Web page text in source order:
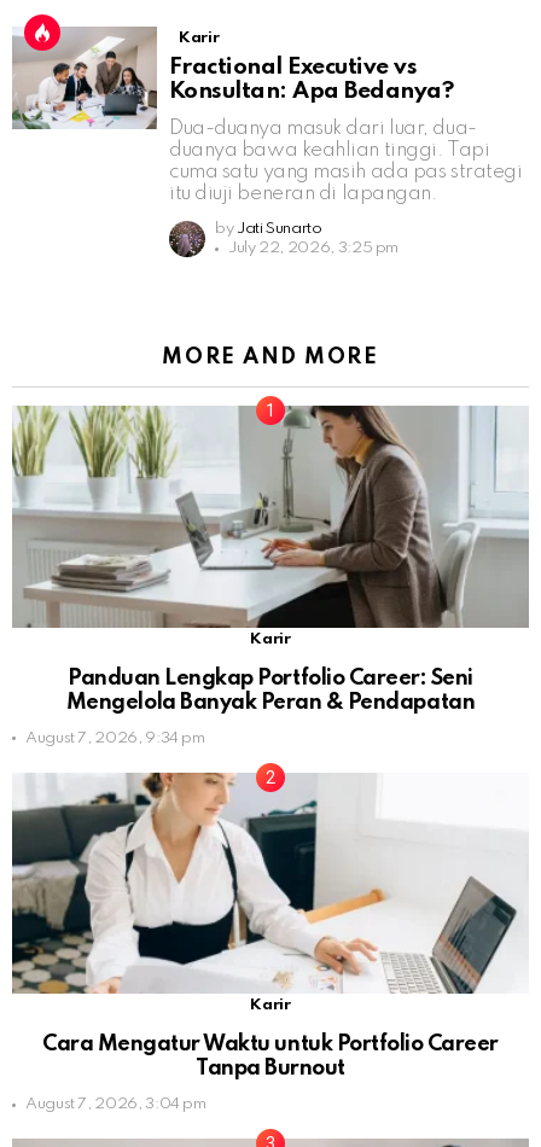
Karir
Fractional Executive vs
Konsultan: Apa Bedanya?
Dua-duanya masuk dari luar, dua-
duanya bawa keahlian tinggi. Tapi
cuma satu yang masih ada pas strategi
itu diuji beneran di lapangan.
by Jati Sunarto
July 22, 2026, 3:25 pm
MORE AND MORE
Karir
Panduan Lengkap Portfolio Career: Seni
Mengelola Banyak Peran & Pendapatan
August 7, 2026, 9:34 pm
Karir
Cara Mengatur Waktu untuk Portfolio Career
Tanpa Burnout
August 7, 2026, 3:04 pm